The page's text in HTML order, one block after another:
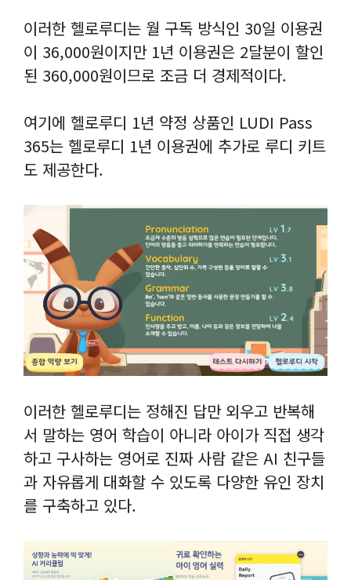
이러한 헬로루디는 월 구독 방식인 30일 이용권
이 36,000원이지만 1년 이용권은 2달분이 할인
된 360,000원이므로 조금 더 경제적이다.
여기에 헬로루디 1년 약정 상품인 LUDI Pass
365는 헬로루디 1년 이용권에 추가로 루디 키트
도 제공한다.
이러한 헬로루디는 정해진 답만 외우고 반복해
서 말하는 영어 학습이 아니라 아이가 직접 생각
하고 구사하는 영어로 진짜 사람 같은 AI 친구들
과 자유롭게 대화할 수 있도록 다양한 유인 장치
를 구축하고 있다.